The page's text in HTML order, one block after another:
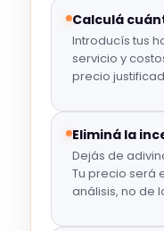
Calculá
Introducís tus
servicio y
precio
Eliminá la
Dejás de
Tu precio será
análisis, no de